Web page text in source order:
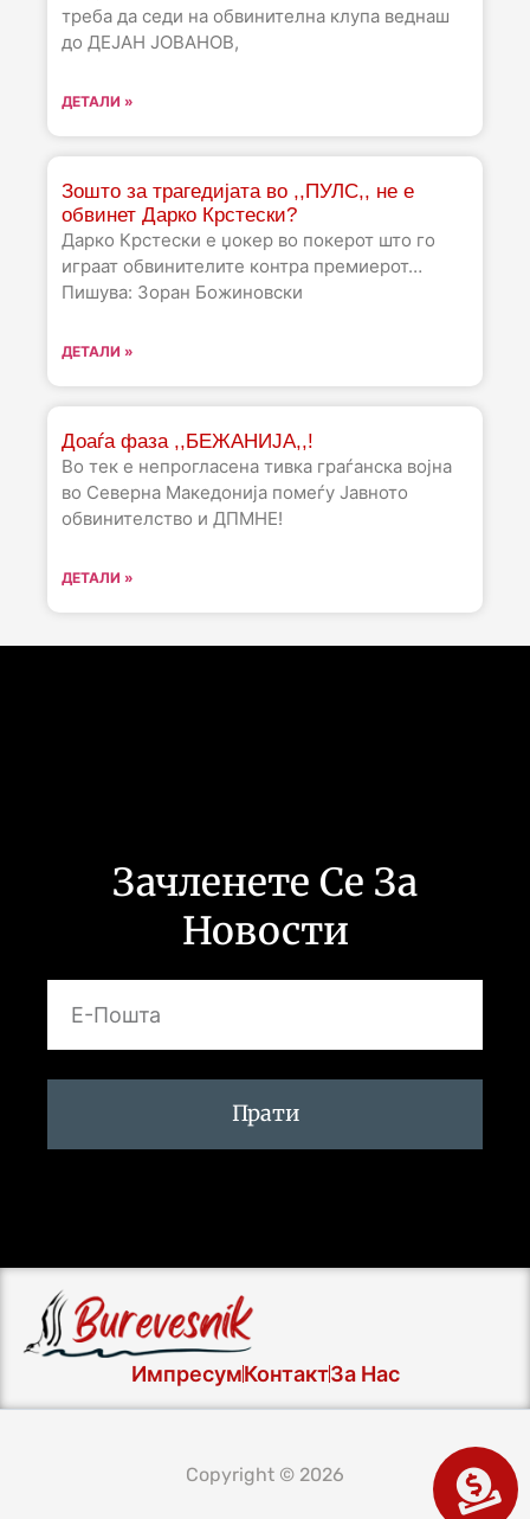
треба да седи на обвинителна клупа веднаш
до ДЕЈАН ЈОВАНОВ,
ДЕТАЛИ »
Зошто за трагедијата во ,,ПУЛС,, не е
обвинет Дарко Крстески?
Дарко Крстески е џокер во покерот што го
играат обвинителите контра премиерот…
Пишува: Зоран Божиновски
ДЕТАЛИ »
Доаѓа фаза ,,БЕЖАНИЈА,,!
Во тек е непрогласена тивка граѓанска војна
во Северна Македонија помеѓу Јавното
обвинителство и ДПМНЕ!
ДЕТАЛИ »
Зачленете Се За
Новости
Прати
ИмпресумКонтактЗа Нас
Copyright © 2026